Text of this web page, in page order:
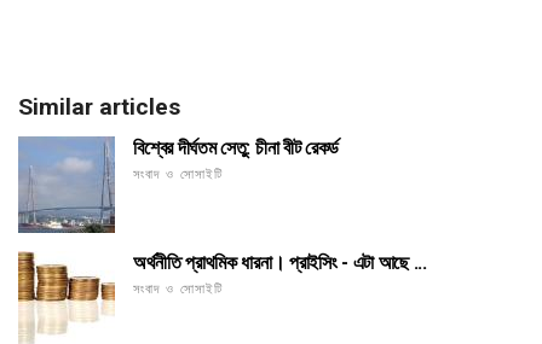
Similar articles
বিশ্বের দীর্ঘতম সেতু: চীনা বীট রেকর্ড
সংবাদ ও সোসাইটি
অর্থনীতি প্রাথমিক ধারনা। প্রাইসিং - এটা আছে ...
সংবাদ ও সোসাইটি